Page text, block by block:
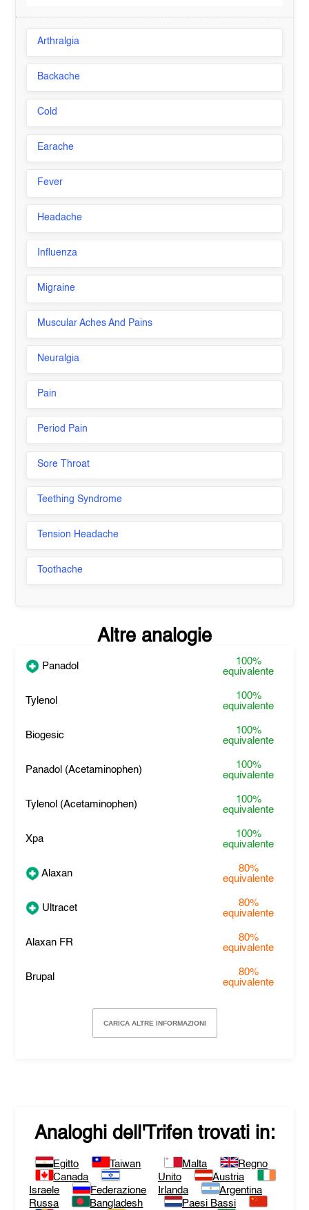
Arthralgia
Backache
Cold
Earache
Fever
Headache
Influenza
Migraine
Muscular Aches And Pains
Neuralgia
Pain
Period Pain
Sore Throat
Teething Syndrome
Tension Headache
Toothache
Altre analogie
Panadol
100%
equivalente
Tylenol
100%
equivalente
Biogesic
100%
equivalente
Panadol (Acetaminophen)
100%
equivalente
Tylenol (Acetaminophen)
100%
equivalente
Xpa
100%
equivalente
Alaxan
80%
equivalente
Ultracet
80%
equivalente
Alaxan FR
80%
equivalente
Brupal
80%
equivalente
CARICA ALTRE INFORMAZIONI
Analoghi dell'Trifentrovati in:
Egitto
Taiwan
Canada
Israele
Federazione
Russa
Bangladesh
Malta
Regno
Unito
Austria
Irlanda
Argentina
Paesi Bassi